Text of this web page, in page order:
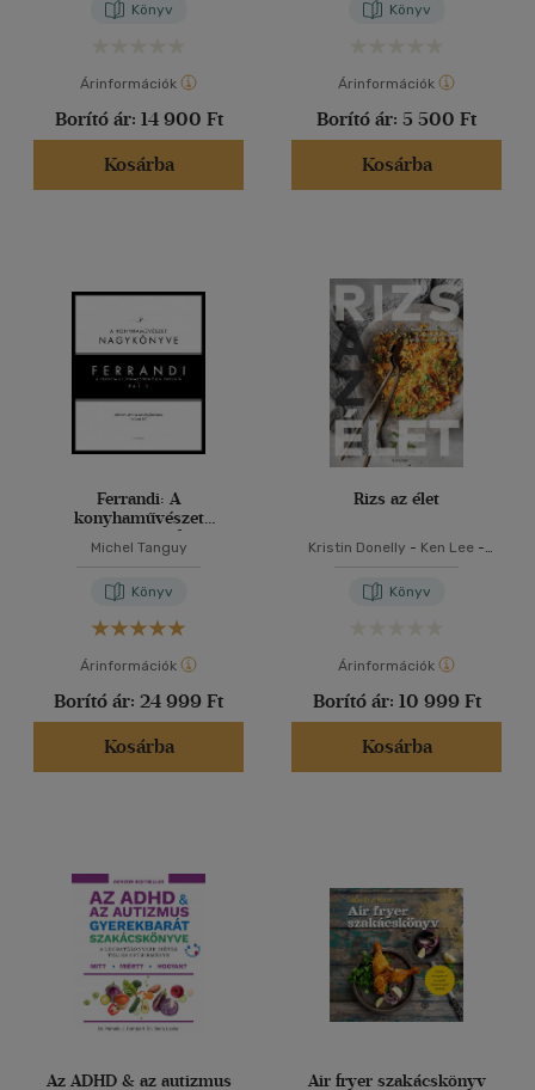
Könyv
Árinformációk
Borító ár: 14 900 Ft
Kosárba
Könyv
Árinformációk
Borító ár: 5 500 Ft
Kosárba
Ferrandi: A
konyhaművészet
nagykönyve - A francia
csúcsgasztronómia
Michel Tanguy
Könyv
Árinformációk
Borító ár: 24 999 Ft
Kosárba
Rizs az élet
Kristin Donelly - Ken Lee -
Könyv
Árinformációk
Borító ár: 10 999 Ft
Kosárba
Az ADHD & az autizmus Air fryer szakácskönyv